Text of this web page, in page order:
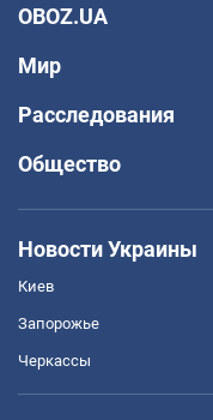
OBOZ.UA
Мир
Расследования
Общество
Новости Украины
Киев
Запорожье
Черкассы